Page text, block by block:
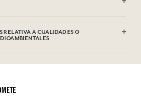
RELATIVA A CUALIDADES O